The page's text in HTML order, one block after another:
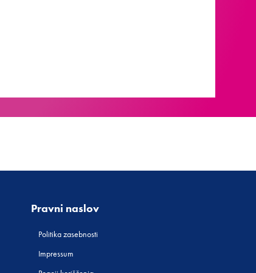
Pravni naslov
Politika zasebnosti
Impressum